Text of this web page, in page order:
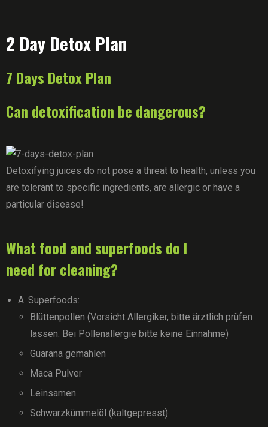
2 Day Detox Plan
7 Days Detox Plan
Can detoxification be dangerous?
Detoxifying juices do not pose a threat to health, unless you
are tolerant to specific ingredients, are allergic or have a
particular disease!
What food and superfoods do I
need for cleaning?
A. Superfoods:
Blüttenpollen (Vorsicht Allergiker, bitte ärztlich prüfen
lassen. Bei Pollenallergie bitte keine Einnahme)
Guarana gemahlen
Maca Pulver
Leinsamen
Schwarzkümmelöl (kaltgepresst)